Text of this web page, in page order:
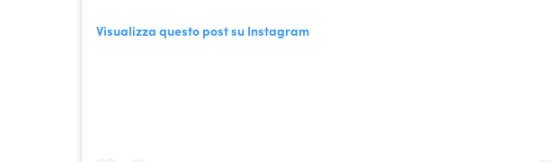
Visualizza questo post su Instagram